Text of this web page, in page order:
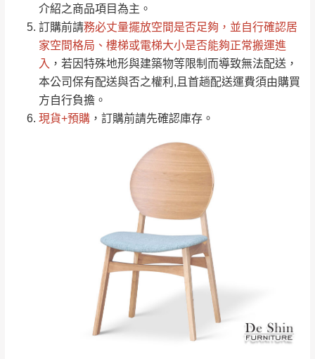
介紹之商品項目為主。
訂購前請務必丈量擺放空間是否足夠 ，並自行確認居
家空間格局、 樓梯或電梯大小是否能夠正常搬運進
入 ，若因特殊地形與建築物等限制而導致無法配送，
本公司保有配送與否之權利,且首趟配送運費須由購買
方自行負擔。
現貨+預購 ，訂購前請先確認庫存。
免 運
＊A108產品另收運費
新竹
峨眉鄉、五峰鄉、
橫山、北埔鄉、尖
石鄉、寶山鄉山
區、新埔山區、芎
雙溪、貢寮、烏
里、新店山區、三
峽山區、石碇、坪
林、福隆、淡水山
區、北投湖山路、
$ 9,000以上：免
接單後二日內(不含例假日)，我們客服會與您
電話聯絡或E-Mail通知確認訂單。
（線上客
服 LINE → @dershin）
下單前先詢問是否現貨 ，若未詢問下單後無
現貨我們客服會再來電或E-Mail與您聯絡
（洽詢方式請搜尋 Line ID →
地區恕無法提供運送 (詳見運送規章)。
苗栗至基隆；其它地區暫不開放，如因特殊
地型限制(山區、鄉、鎮、村)、樓梯太小、無
法搬運上樓等因素，導致無法配送，
保有出貨的權利。
保護物流人員的工作安全，賣家無提供吊掛
服務，若需以吊車或其他的吊掛方式吊運，
費用將由買方自行支付。